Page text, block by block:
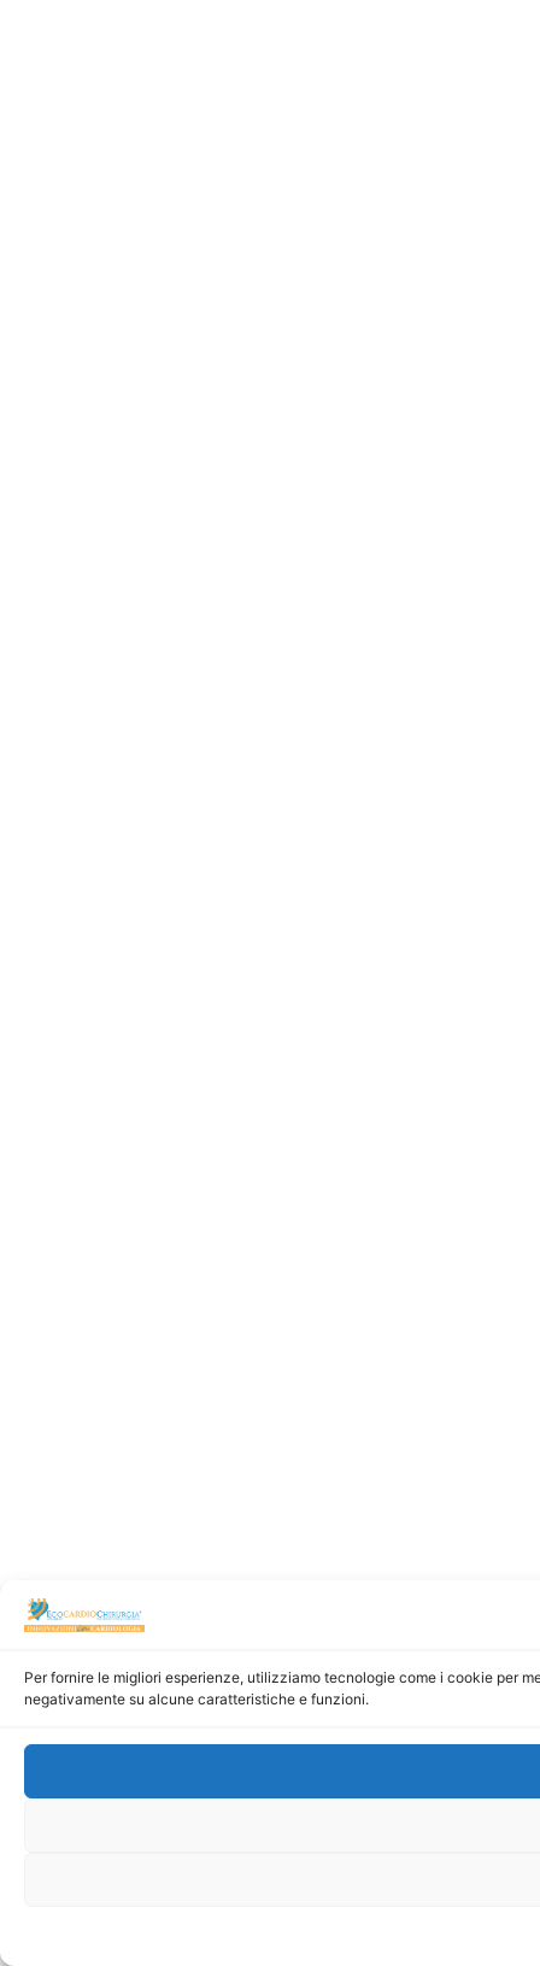
Per fornire le migliori esperienze, utilizziamo tecnologie come i cookie per
negativamente su alcune caratteristiche e funzioni.